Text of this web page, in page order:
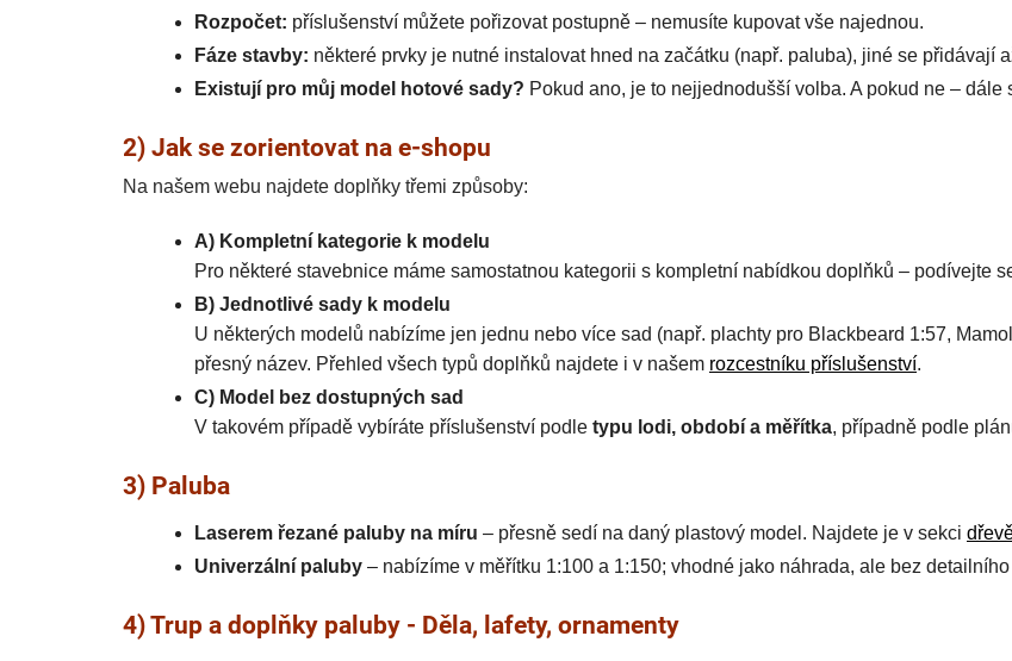
Rozpočet: příslušenství můžete pořizovat postupně – nemusíte kupovat vše najednou.
Fáze stavby: některé prvky je nutné instalovat hned na začátku (např. paluba), jiné se přidávají
Existují pro můj model hotové sady? Pokud ano, je to nejjednodušší volba. A pokud ne –
2) Jak se zorientovat na e-shopu
Na našem webu najdete doplňky třemi způsoby:
A) Kompletní kategorie k modelu
Pro některé stavebnice máme samostatnou kategorii s kompletní nabídkou doplňků – podívejte
B) Jednotlivé sady k modelu
U některých modelů nabízíme jen jednu nebo více sad (např. plachty pro Blackbeard 1:57,
přesný název. Přehled všech typů doplňků najdete i v našem rozcestníku příslušenství.
C) Model bez dostupných sad
V takovém případě vybíráte příslušenství podle typu lodi, období a měřítka, případně podle
3) Paluba
Laserem řezané paluby na míru – přesně sedí na daný plastový model. Najdete je v sekci
Univerzální paluby – nabízíme v měřítku 1:100 a 1:150; vhodné jako náhrada, ale bez
4) Trup a doplňky paluby - Děla, lafety, ornamenty